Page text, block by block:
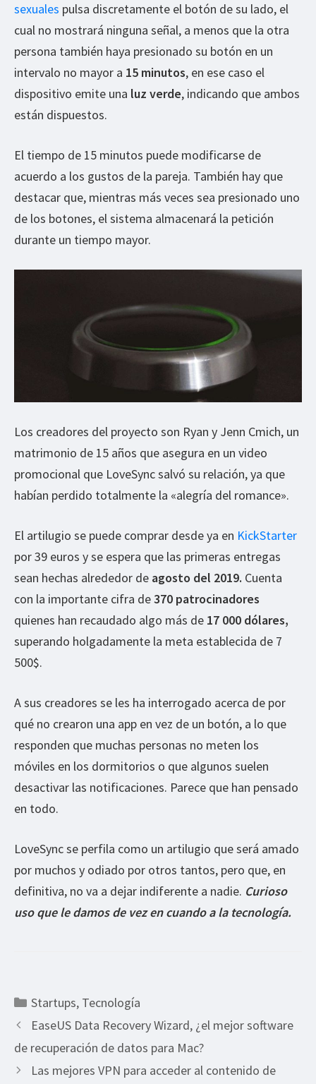
sexuales pulsa discretamente el botón de su lado, el
cual no mostrará ninguna señal, a menos que la otra
persona también haya presionado su botón en un
intervalo no mayor a 15 minutos, en ese caso el
dispositivo emite una luz verde, indicando que ambos
están dispuestos.
El tiempo de 15 minutos puede modificarse de
acuerdo a los gustos de la pareja. También hay que
destacar que, mientras más veces sea presionado uno
de los botones, el sistema almacenará la petición
durante un tiempo mayor.
Los creadores del proyecto son Ryan y Jenn Cmich, un
matrimonio de 15 años que asegura en un video
promocional que LoveSync salvó su relación, ya que
habían perdido totalmente la «alegría del romance».
El artilugio se puede comprar desde ya en KickStarter
por 39 euros y se espera que las primeras entregas
sean hechas alrededor de agosto del 2019. Cuenta
con la importante cifra de370 patrocinadores
quienes han recaudado algo más de 17 000 dólares,
superando holgadamente la meta establecida de 7
500$.
A sus creadores se les ha interrogado acerca de por
qué no crearon una app en vez de un botón, a lo que
responden que muchas personas no meten los
móviles en los dormitorios o que algunos suelen
desactivar las notificaciones. Parece que han pensado
en todo.
LoveSync se perfila como un artilugio que será amado
por muchos y odiado por otros tantos, pero que, en
definitiva, no va a dejar indiferente a nadie. Curioso
uso que le damos de vez en cuando a la tecnología.
Categorías
Startups, Tecnología
EaseUS Data Recovery Wizard, ¿el mejor software
de recuperación de datos para Mac?
Las mejores VPN para acceder al contenido de